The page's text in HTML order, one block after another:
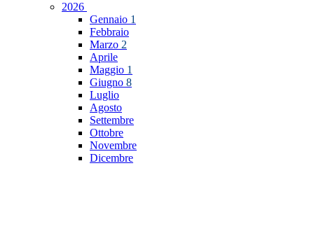
2026
Gennaio 1
Febbraio
Marzo 2
Aprile
Maggio 1
Giugno 8
Luglio
Agosto
Settembre
Ottobre
Novembre
Dicembre